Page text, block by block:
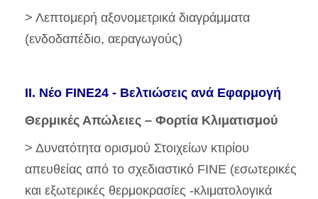
> Λεπτομερή αξονομετρικά διαγράμματα
(ενδοδαπέδιο, αεραγωγούς)
II. Νέο FINE24 - Βελτιώσεις ανά Εφαρμογή
Θερμικές Απώλειες – Φορτία Κλιματισμού
> Δυνατότητα ορισμού Στοιχείων κτιρίου
απευθείας από το σχεδιαστικό FINE (εσωτερικές
και εξωτερικές θερμοκρασίες -κλιματολογικά